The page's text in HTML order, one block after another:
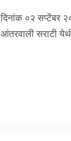
दिनांक ०२ सप्टेंबर
आंतरवाली सराटी